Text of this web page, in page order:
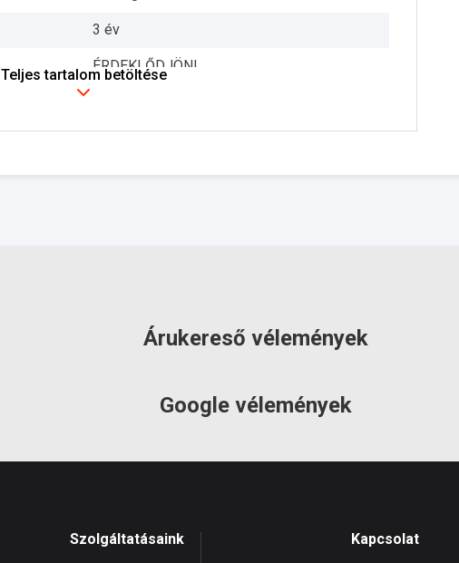
3 év
ÉRDEKLŐDJÖN!
Teljes tartalom betöltése
Árukereső vélemények
Google vélemények
Szolgáltatásaink Kapcsolat